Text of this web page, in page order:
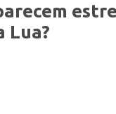
Lua?